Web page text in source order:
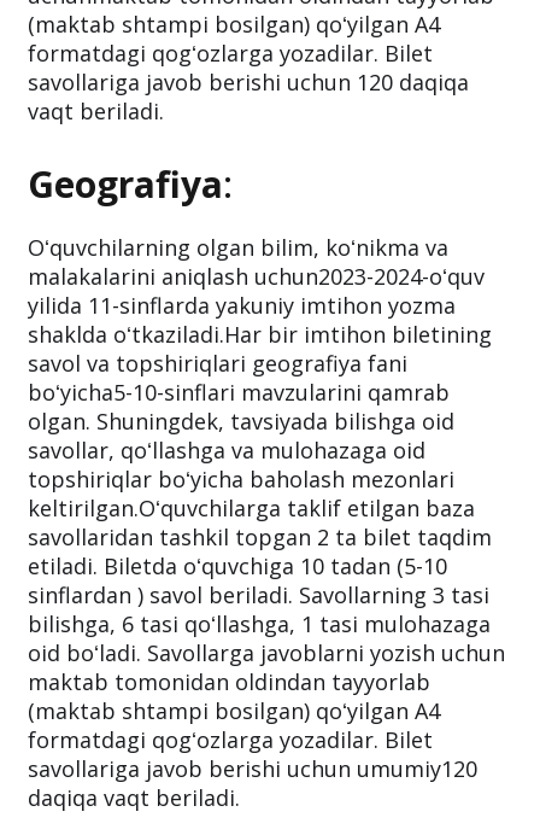
(maktab shtampi bosilgan) qoʻyilgan A4
formatdagi qogʻozlarga yozadilar. Bilet
savollariga javob berishi uchun 120 daqiqa
vaqt beriladi.
Geografiya:
Oʻquvchilarning olgan bilim, koʻnikma va
malakalarini aniqlash uchun2023-2024-oʻquv
yilida 11-sinflarda yakuniy imtihon yozma
shaklda oʻtkaziladi.Har bir imtihon biletining
savol va topshiriqlari geografiya fani
boʻyicha5-10-sinflari mavzularini qamrab
olgan. Shuningdek, tavsiyada bilishga oid
savollar, qoʻllashga va mulohazaga oid
topshiriqlar boʻyicha baholash mezonlari
keltirilgan.Oʻquvchilarga taklif etilgan baza
savollaridan tashkil topgan 2 ta bilet taqdim
etiladi. Biletda oʻquvchiga 10 tadan (5-10
sinflardan ) savol beriladi. Savollarning 3 tasi
bilishga, 6 tasi qoʻllashga, 1 tasi mulohazaga
oid boʻladi. Savollarga javoblarni yozish uchun
maktab tomonidan oldindan tayyorlab
(maktab shtampi bosilgan) qoʻyilgan A4
formatdagi qogʻozlarga yozadilar. Bilet
savollariga javob berishi uchun umumiy120
daqiqa vaqt beriladi.